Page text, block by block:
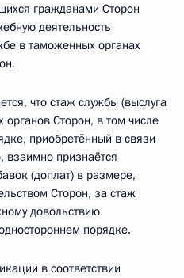
гражданами Сторон
деятельность
в таможенных органах
что стаж службы (выслуга
органов Сторон, в том числе
приобретённый в связи
взаимно признаётся
(доплат) в размере,
Сторон, за стаж
довольствию
порядке.
в соответствии